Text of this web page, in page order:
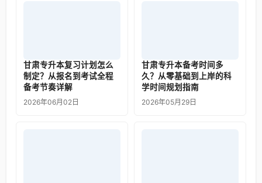
甘肃专升本复习计划怎么
制定？从报名到考试全程
备考节奏详解
2026年06月02日
甘肃专升本备考时间多
久？从零基础到上岸的科
学时间规划指南
2026年05月29日